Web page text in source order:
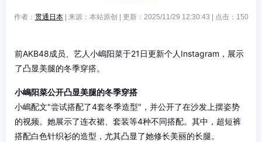
作者： 贯通日本| 来源：本站原创 | 更新：2025/11/29 12:30:43 | 点击： 150
前AKB48成员、艺人小嶋阳菜于21日更新个人Instagram，展示
了凸显美腿的冬季穿搭。
小嶋阳菜公开凸显美腿的冬季穿搭
小嶋配文"尝试搭配了4套冬季造型"，并公开了在沙发上摆姿势
的视频。她展示了连衣裙、套装等4种不同搭配。其中，超短裤
搭配白色针织衫的造型，尤其凸显了她修长美丽的长腿。